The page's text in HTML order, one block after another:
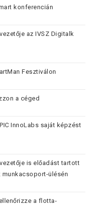
konferencián
az IVSZ Digitalk
Fesztiválon
a céged
InnoLabs saját képzést
is előadást tartott
munkacsoport-ülésén
a flotta-